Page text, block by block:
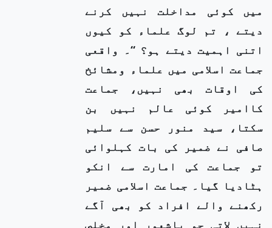
میں کوئی مداخلت نہیں کرنے
دیتے ، تم لوگ علماء کو کیوں
اتنی اہمیت دیتے ہو؟ ‘‘۔ واقعی
جماعت اسلامی میں علماء ومشائخ
کی اوقات بھی نہیں، جماعت
کاامیر کوئی عالم نہیں بن
سکتا، سید منور حسن سے سلیم
صافی نے ضمیر کی بات کہلوائی
تو جماعت کی امارت سے انکو
ہٹادیا گیا۔ جماعت اسلامی ضمیر
رکھنے والے افراد کو بھی آگے
نہیں لاتی جو باشعور اور مخلص